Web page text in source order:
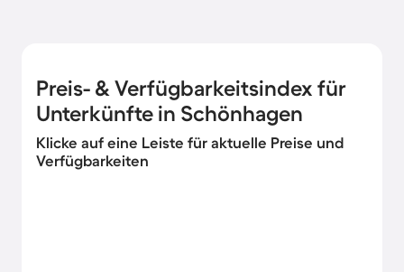
Preis- & Verfügbarkeitsindex für
Unterkünfte in Schönhagen
Klicke auf eine Leiste für aktuelle Preise und
Verfügbarkeiten